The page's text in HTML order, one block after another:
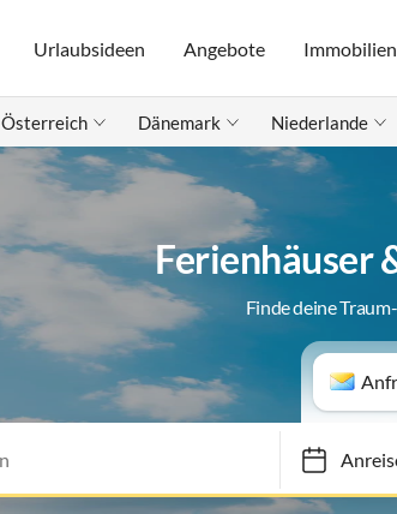
Urlaubsideen Angebote Immobilien
Österreich Dänemark Niederlande
Ferienhäuser
Finde deine
Anreise